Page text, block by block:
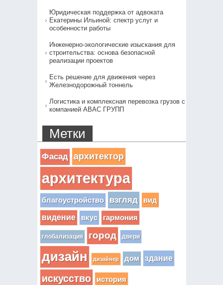
Юридическая поддержка от адвоката
Екатерины Ильиной: спектр услуг и
особенности работы
Инженерно-экологические изыскания для
строительства: основа безопасной
реализации проектов
Есть решение для движения через
Железнодорожный тоннель
Логистика и комплексная перевозка грузов с
компанией АВАС ГРУПП
Метки
Фасад архитектор
архитектура
благоустройство взгляд вид
видение вкус гармония
глобализация город двери
дизайн дизайнер дом здание
искусство история